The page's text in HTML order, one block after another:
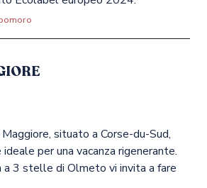
situato a Corse-du-Sud,
per una vacanza rigenerante.
3 stelle di Olmeto vi invita a fare